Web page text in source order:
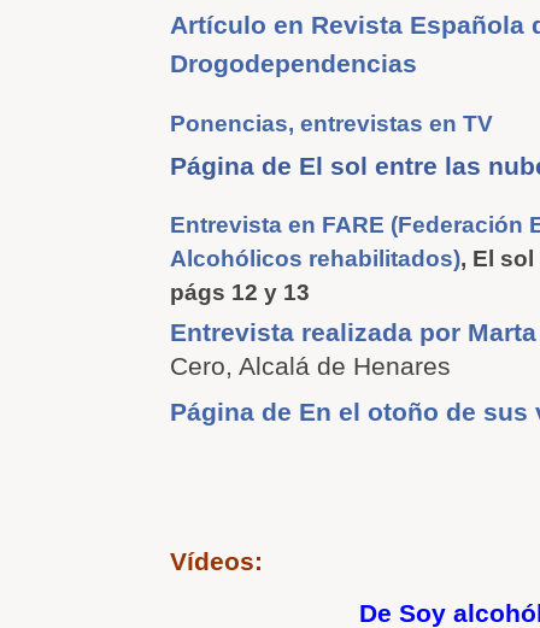
Artículo en Revista Española
Drogodependencias
Ponencias, entrevistas en TV
Página de El sol entre las
Entrevista en FARE (Federación
Alcohólicos rehabilitados), El
págs 12 y 13
Entrevista realizada por
Cero, Alcalá de Henares
Página de En el otoño de sus
Vídeos:
De Soy